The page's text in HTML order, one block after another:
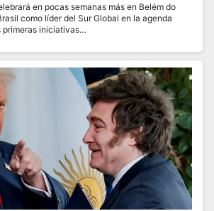
en pocas semanas más en Belém do
como líder del Sur Global en la agenda
primeras iniciativas…